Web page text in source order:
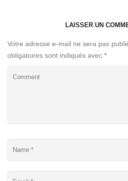
LAISSER UN
Votre adresse e-mail ne sera pas
obligatoires sont indiqués avec *